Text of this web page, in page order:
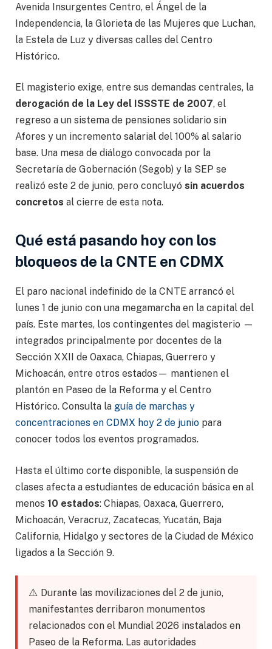
Avenida Insurgentes Centro, el Ángel de la
Independencia, la Glorieta de las Mujeres que Luchan,
la Estela de Luz y diversas calles del Centro
Histórico.
El magisterio exige, entre sus demandas centrales, la
derogación de la Ley del ISSSTE de 2007, el
regreso a un sistema de pensiones solidario sin
Afores y un incremento salarial del 100% al salario
base. Una mesa de diálogo convocada por la
Secretaría de Gobernación (Segob) y la SEP se
realizó este 2 de junio, pero concluyó sin acuerdos
concretos al cierre de esta nota.
Qué está pasando hoy con los
bloqueos de la CNTE en CDMX
El paro nacional indefinido de la CNTE arrancó el
lunes 1 de junio con una megamarcha en la capital del
país. Este martes, los contingentes del magisterio —
integrados principalmente por docentes de la
Sección XXII de Oaxaca, Chiapas, Guerrero y
Michoacán, entre otros estados— mantienen el
plantón en Paseo de la Reforma y el Centro
Histórico. Consulta la guía de marchas y
concentraciones en CDMX hoy 2 de junio para
conocer todos los eventos programados.
Hasta el último corte disponible, la suspensión de
clases afecta a estudiantes de educación básica en al
menos 10 estados: Chiapas, Oaxaca, Guerrero,
Michoacán, Veracruz, Zacatecas, Yucatán, Baja
California, Hidalgo y sectores de la Ciudad de México
ligados a la Sección 9.
⚠️ Durante las movilizaciones del 2 de junio,
manifestantes derribaron monumentos
relacionados con el Mundial 2026 instalados en
Paseo de la Reforma. Las autoridades